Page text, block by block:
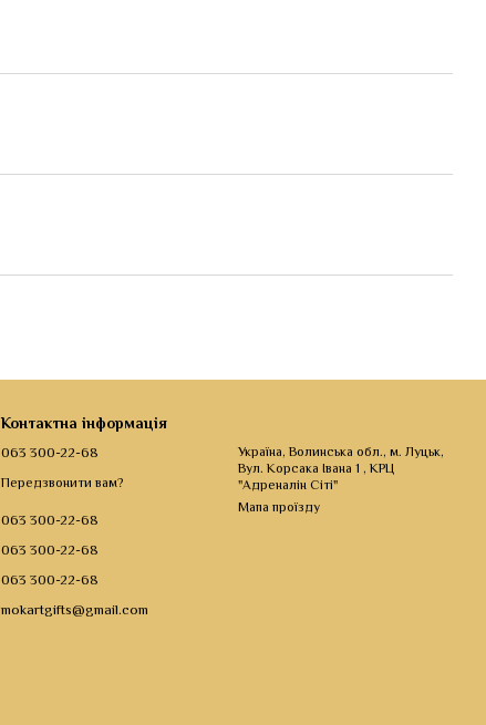
Контактна інформація
063 300-22-68
Передзвонити вам?
063 300-22-68
063 300-22-68
063 300-22-68
mokartgifts@gmail.com
Україна, Волинська обл., м. Луцьк,
Вул. Корсака Івана 1 , КРЦ
"Адреналін Сіті"
Мапа проїзду